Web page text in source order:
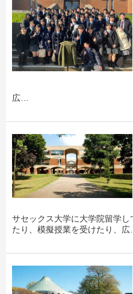
広…
サセックス大学に大学院留学
たり、模擬授業を受けたり、広…